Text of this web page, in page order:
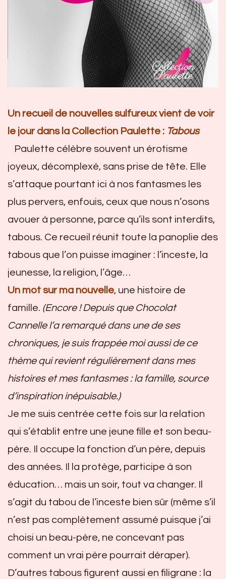
Un recueil de nouvelles sulfureux vient de voir
le jour dans la Collection Paulette : Tabous
Paulette célèbre souvent un érotisme
joyeux, décomplexé, sans prise de tête. Elle
s’attaque pourtant ici à nos fantasmes les
plus pervers, enfouis, ceux que nous n’osons
avouer à personne, parce qu’ils sont interdits,
tabous. Ce recueil réunit toute la panoplie des
tabous que l’on puisse imaginer : l’inceste, la
jeunesse, la religion, l’âge…
Un mot sur ma nouvelle, une histoire de
famille. (Encore ! Depuis que Chocolat
Cannelle l’a remarqué dans une de ses
chroniques, je suis frappée moi aussi de ce
thème qui revient régulièrement dans mes
histoires et mes fantasmes : la famille, source
d’inspiration inépuisable.)
Je me suis centrée cette fois sur la relation
qui s’établit entre une jeune fille et son beau-
père. Il occupe la fonction d’un père, depuis
des années. Il la protège, participe à son
éducation… mais un soir, tout va changer. Il
s’agit du tabou de l’inceste bien sûr (même s’il
n’est pas complètement assumé puisque j’ai
choisi un beau-père, ne concevant pas
comment un vrai père pourrait déraper).
D’autres tabous figurent aussi en filigrane : la